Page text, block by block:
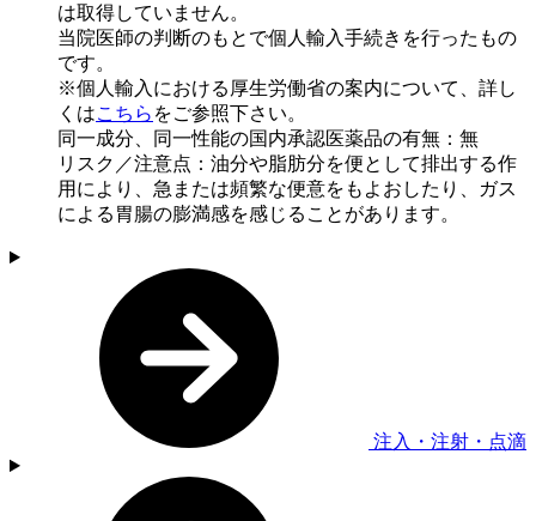
は取得していません。
当院医師の判断のもとで個人輸入手続きを行ったもの
です。
※個人輸入における厚生労働省の案内について、詳し
くはこちら をご参照下さい。
同一成分、同一性能の国内承認医薬品の有無：無
リスク／注意点：油分や脂肪分を便として排出する作
用により、急または頻繁な便意をもよおしたり、ガス
による胃腸の膨満感を感じることがあります。
注入・注射・点滴